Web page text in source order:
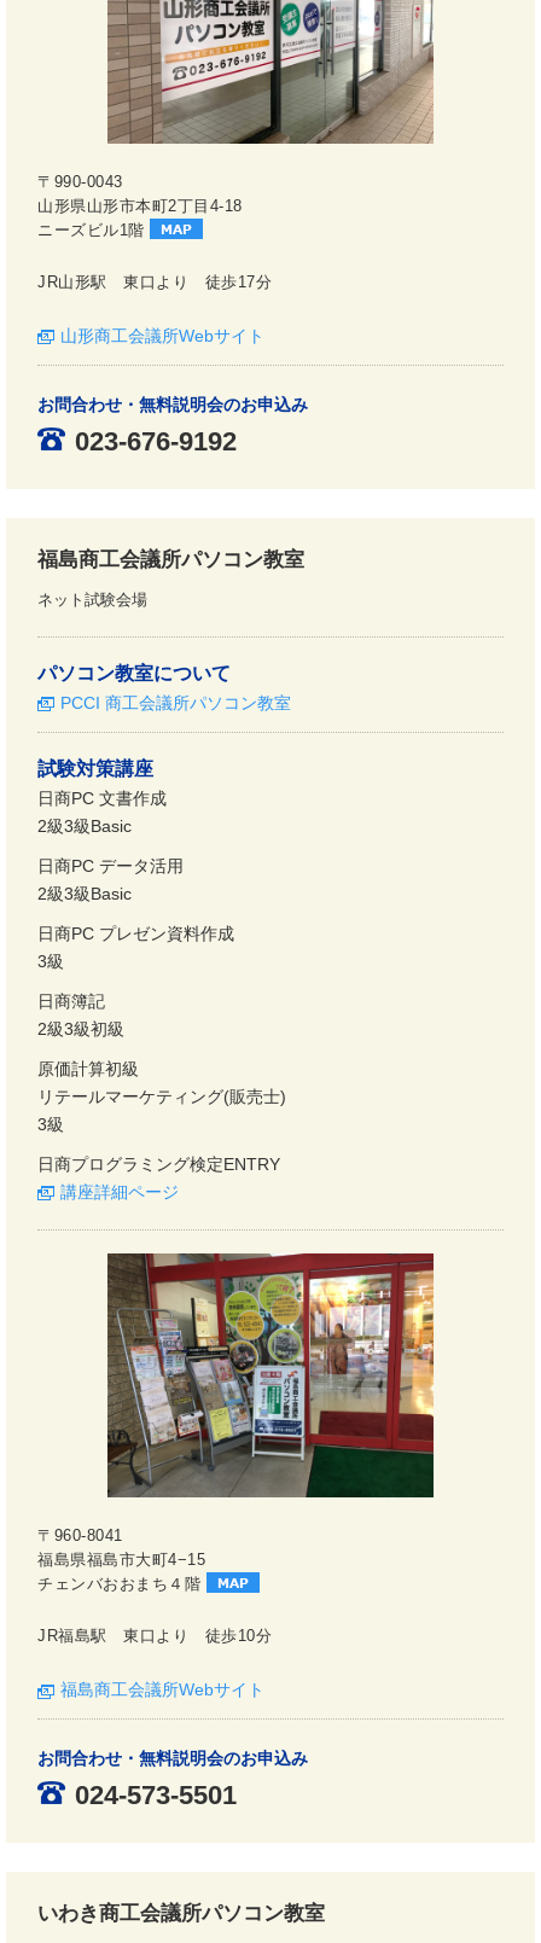
〒990-0043
山形県山形市本町2丁目4-18
ニーズビル1階
JR山形駅 東口より 徒歩17分
山形商工会議所Webサイト
お問合わせ・無料説明会のお申込み
023-676-9192
福島商工会議所パソコン教室
ネット試験会場
パソコン教室について
PCCI 商工会議所パソコン教室
試験対策講座
日商PC 文書作成
2級3級Basic
日商PC データ活用
2級3級Basic
日商PC プレゼン資料作成
3級
日商簿記
2級3級初級
原価計算初級
リテールマーケティング(販売士)
3級
日商プログラミング検定ENTRY
講座詳細ページ
〒960-8041
福島県福島市大町4−15
チェンバおおまち４階
JR福島駅 東口より 徒歩10分
福島商工会議所Webサイト
お問合わせ・無料説明会のお申込み
024-573-5501
いわき商工会議所パソコン教室